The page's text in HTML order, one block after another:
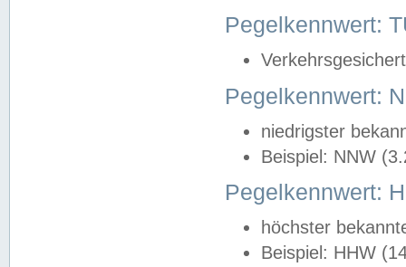
Pegelkennwert:
Pegelkennwert:
niedrigster
Beispiel: NNW
Pegelkennwert:
höchster
Beispiel: HHW